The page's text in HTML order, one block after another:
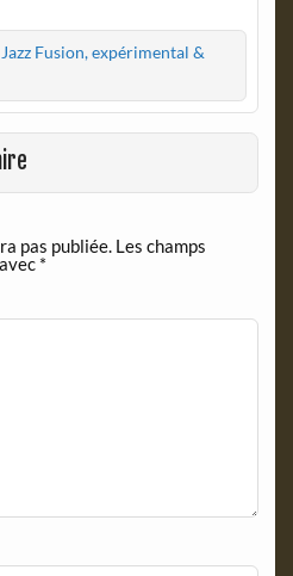
Jazz Fusion, expérimental &
pas publiée. Les champs
*